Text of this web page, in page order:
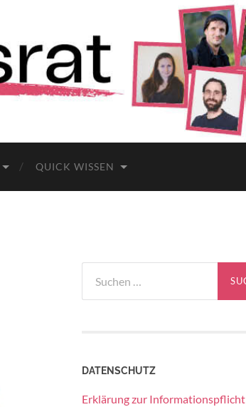
QUICK WISSEN
nach:
DATENSCHUTZ
Erklärung zur Informationspflicht